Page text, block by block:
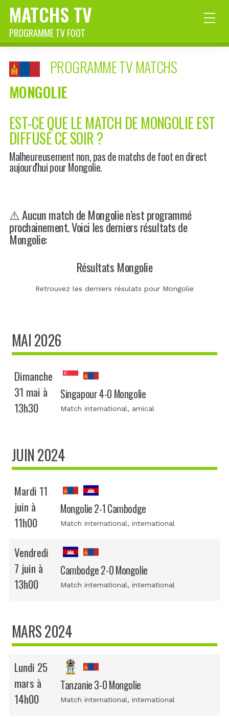
MATCHS TV
PROGRAMME TV FOOT
PROGRAMME TV MATCHS
MONGOLIE
EST-CE QUE LE MATCH DE MONGOLIE EST
DIFFUSÉ CE SOIR ?
Malheureusement non, pas de matchs de foot en direct
aujourd'hui pour Mongolie.
⚠️ Aucun match de Mongolie n’est programmé
prochainement. Voici les derniers résultats de
Mongolie:
Résultats Mongolie
Retrouvez les derniers résulats pour Mongolie
MAI 2026
Dimanche
31 mai à
13h30
Singapour 4-0 Mongolie
Match international, amical
JUIN 2024
Mardi 11
juin à
11h00
Mongolie 2-1 Cambodge
Match international, international
Vendredi
7 juin à
13h00
Cambodge 2-0 Mongolie
Match international, international
MARS 2024
Lundi 25
mars à
14h00
Tanzanie 3-0 Mongolie
Match international, international